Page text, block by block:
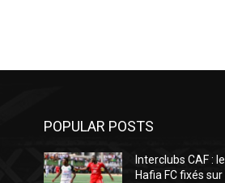
POPULAR POSTS
Interclubs CAF :
Hafia FC fixés